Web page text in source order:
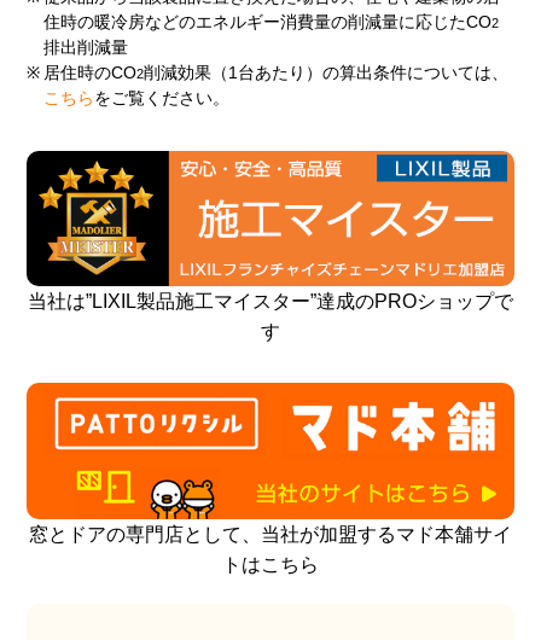
住時の暖冷房などのエネルギー消費量の削減量に応じたCO2
排出削減量
※ 居住時のCO2削減効果（1台あたり）の算出条件については、
こちら をご覧ください。
当社は”LIXIL製品施工マイスター”達成のPROショップで
す
窓とドアの専門店として、当社が加盟するマド本舗サイ
トはこちら